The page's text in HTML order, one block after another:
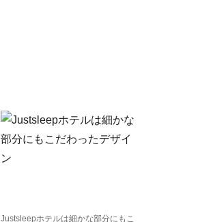
Justsleepホテルは細かな部分にもこ